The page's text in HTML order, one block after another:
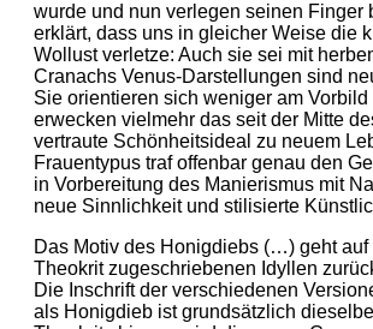
wurde und nun verlegen seinen Finger
erklärt, dass uns in gleicher Weise die
Wollust verletze: Auch sie sei mit
Cranachs Venus-Darstellungen sind
Sie orientieren sich weniger am Vorbild
erwecken vielmehr das seit der Mitte
vertraute Schönheitsideal zu neuem
Frauentypus traf offenbar genau den
in Vorbereitung des Manierismus mit
neue Sinnlichkeit und stilisierte
Das Motiv des Honigdiebs (…) geht
Theokrit zugeschriebenen Idyllen
Die Inschrift der verschiedenen
als Honigdieb ist grundsätzlich